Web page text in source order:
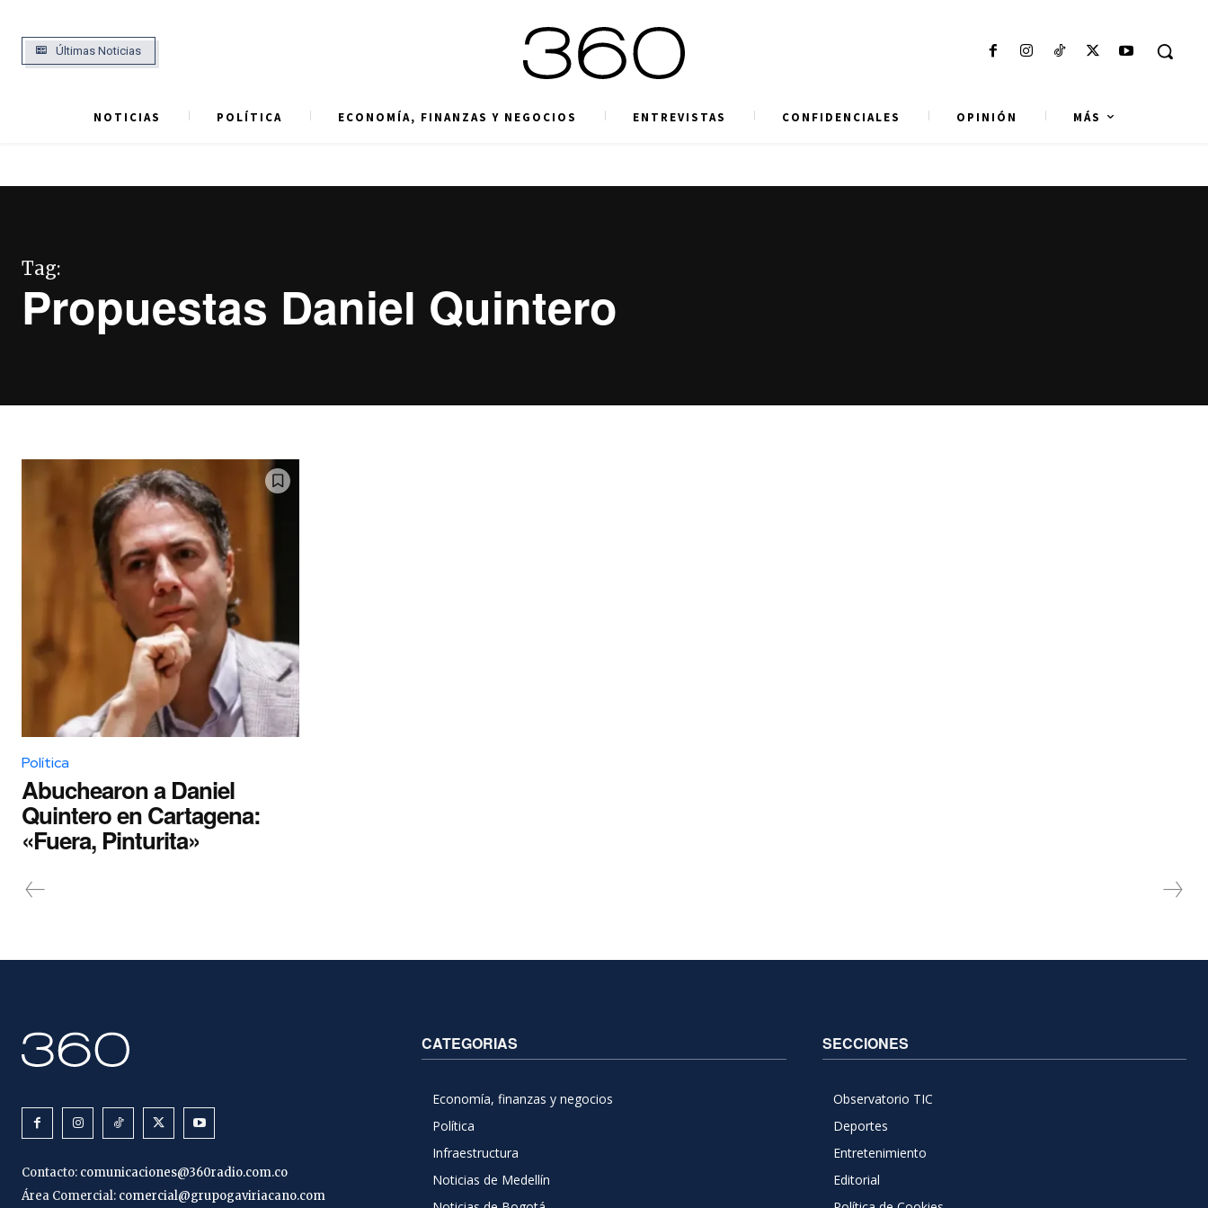
Últimas Noticias
NOTICIAS POLÍTICA ECONOMÍA, FINANZAS Y NEGOCIOS ENTREVISTAS CONFIDENCIALES OPINIÓN MÁS
Tag:
Propuestas Daniel Quintero
Política
Abuchearon a Daniel
Quintero en Cartagena:
«Fuera, Pinturita»
Contacto: comunicaciones@360radio.com.co
Área Comercial: comercial@grupogaviriacano.com
CATEGORIAS
Economía, finanzas y negocios
Política
Infraestructura
Noticias de Medellín
SECCIONES
Observatorio TIC
Deportes
Entretenimiento
Editorial